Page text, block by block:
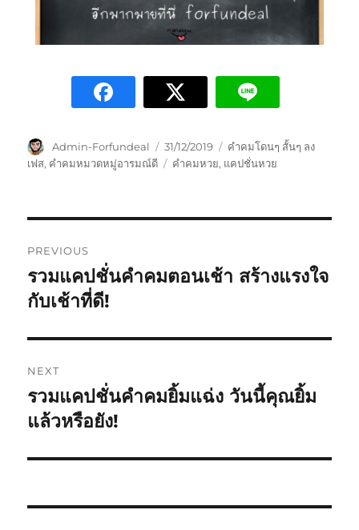
Admin-Forfundeal 31/12/2019
คำคมโดนๆ สั้นๆ ลง
เฟส, คำคมหมวดหมู่อารมณ์ดี คำคมหวย, แคปชั่นหวย
PREVIOUS
รวมแคปชั่นคำคมตอนเช้า สร้างแรงใจ
กับเช้าที่ดี!
NEXT
รวมแคปชั่นคำคมยิ้มแฉ่ง วันนี้คุณยิ้ม
แล้วหรือยัง!